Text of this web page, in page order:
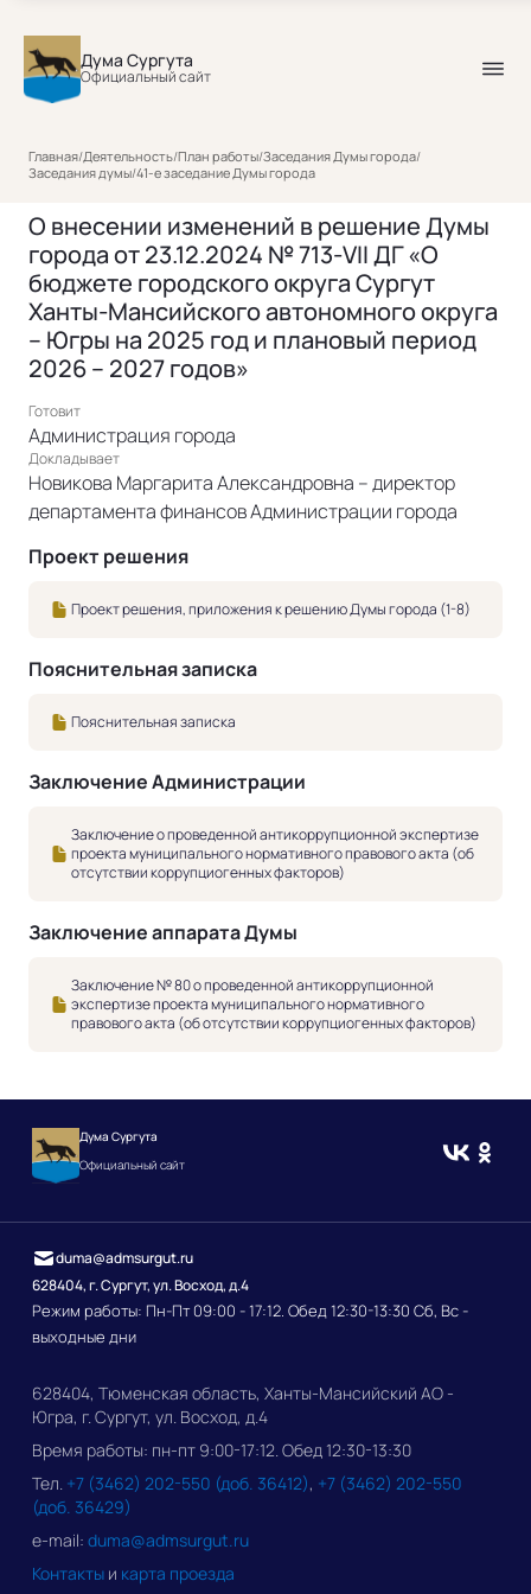
Дума Сургута
Официальный сайт
Главная/Деятельность/План работы/Заседания Думы города/
Заседания думы/41-е заседание Думы города
О внесении изменений в решение Думы
города от 23.12.2024 № 713-VII ДГ «О
бюджете городского округа Сургут
Ханты-Мансийского автономного округа
– Югры на 2025 год и плановый период
2026 – 2027 годов»
Готовит
Администрация города
Докладывает
Новикова Маргарита Александровна – директор
департамента финансов Администрации города
Проект решения
Проект решения, приложения к решению Думы города (1-8)
Пояснительная записка
Пояснительная записка
Заключение Администрации
Заключение о проведенной антикоррупционной экспертизе
проекта муниципального нормативного правового акта (об
отсутствии коррупциогенных факторов)
Заключение аппарата Думы
Заключение № 80 о проведенной антикоррупционной
экспертизе проекта муниципального нормативного
правового акта (об отсутствии коррупциогенных факторов)
Дума Сургута
Официальный сайт
628404, г. Сургут, ул. Восход, д.4
Режим работы: Пн-Пт 09:00 - 17:12. Обед 12:30-13:30 Сб, Вс -
выходные дни
duma@admsurgut.ru
628404, Тюменская область, Ханты-Мансийский АО -
Югра, г. Сургут, ул. Восход, д.4
Время работы: пн-пт 9:00-17:12. Обед 12:30-13:30
Тел. +7 (3462) 202-550 (доб. 36412), +7 (3462) 202-550
(доб. 36429)
e-mail: duma@admsurgut.ru
Контакты и карта проезда